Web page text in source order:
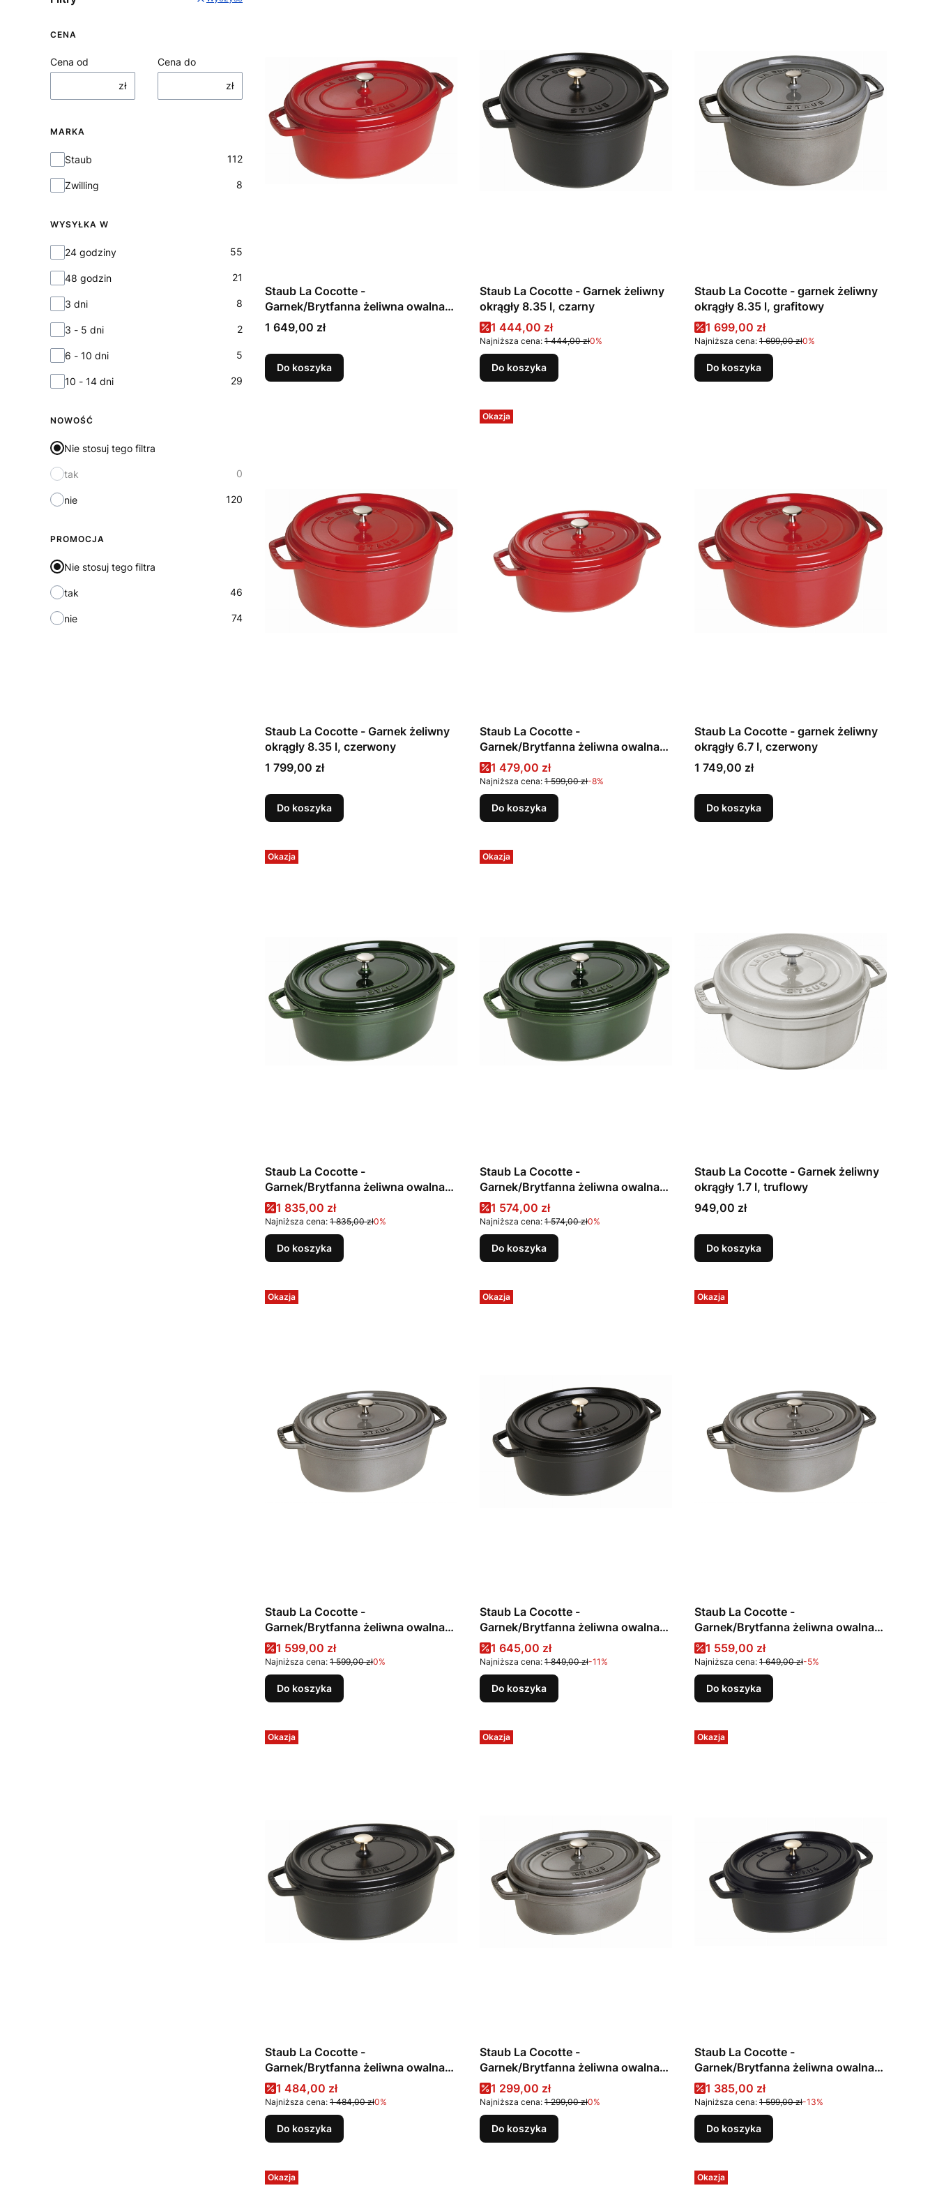
CENA
Cena od
zł
Cena do
zł
MARKA
Marka
Staub 112
Zwilling 8
WYSYŁKA W
Wysyłka w
24 godziny 55
48 godzin 21
3 dni 8
3 - 5 dni 2
6 - 10 dni 5
10 - 14 dni 29
NOWOŚĆ
Nie stosuj tego filtra
tak 0
nie 120
PROMOCJA
Nie stosuj tego filtra
tak 46
nie 74
Staub La Cocotte -
Garnek/Brytfanna żeliwna owalna
5.5 l, czerwony
Cena
1 649,00 zł
Do koszyka
Staub La Cocotte - Garnek żeliwny
okrągły 8.35 l, czarny
Cena promocyjna
1 444,00 zł
Najniższa cena: 1 444,00 zł0%
Do koszyka
Staub La Cocotte - garnek żeliwny
okrągły 8.35 l, grafitowy
Cena promocyjna
1 699,00 zł
Najniższa cena: 1 699,00 zł0%
Do koszyka
Staub La Cocotte - Garnek żeliwny
okrągły 8.35 l, czerwony
Cena
1 799,00 zł
Do koszyka
Okazja
Staub La Cocotte -
Garnek/Brytfanna żeliwna owalna
4.2 l, czerwony
Cena promocyjna
1 479,00 zł
Najniższa cena: 1 599,00 zł-8%
Do koszyka
Staub La Cocotte - garnek żeliwny
okrągły 6.7 l, czerwony
Cena
1 749,00 zł
Do koszyka
Okazja
Staub La Cocotte -
Garnek/Brytfanna żeliwna owalna
6.7 l, zielony
Cena promocyjna
1 835,00 zł
Najniższa cena: 1 835,00 zł0%
Do koszyka
Okazja
Staub La Cocotte -
Garnek/Brytfanna żeliwna owalna
5.5 l, zielony
Cena promocyjna
1 574,00 zł
Najniższa cena: 1 574,00 zł0%
Do koszyka
Staub La Cocotte - Garnek żeliwny
okrągły 1.7 l, truflowy
Cena
949,00 zł
Do koszyka
Okazja
Staub La Cocotte -
Garnek/Brytfanna żeliwna owalna
6.7 l, grafitowy
Cena promocyjna
1 599,00 zł
Najniższa cena: 1 599,00 zł0%
Do koszyka
Okazja
Staub La Cocotte -
Garnek/Brytfanna żeliwna owalna
6.7 l, czarny
Cena promocyjna
1 645,00 zł
Najniższa cena: 1 849,00 zł-11%
Do koszyka
Okazja
Staub La Cocotte -
Garnek/Brytfanna żeliwna owalna
5.5 l, grafitowy
Cena promocyjna
1 559,00 zł
Najniższa cena: 1 649,00 zł-5%
Do koszyka
Okazja
Staub La Cocotte -
Garnek/Brytfanna żeliwna owalna
5.5 l, czarny
Cena promocyjna
1 484,00 zł
Najniższa cena: 1 484,00 zł0%
Do koszyka
Okazja
Staub La Cocotte -
Garnek/Brytfanna żeliwna owalna
4.2 l, grafitowy
Cena promocyjna
1 299,00 zł
Najniższa cena: 1 299,00 zł0%
Do koszyka
Okazja
Staub La Cocotte -
Garnek/Brytfanna żeliwna owalna
4.2 l, czarna
Cena promocyjna
1 385,00 zł
Najniższa cena: 1 599,00 zł-13%
Do koszyka
Okazja Okazja